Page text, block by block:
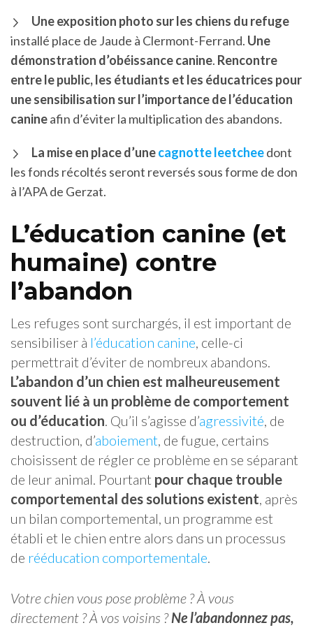
Une exposition photo sur les chiens du refuge
installé place de Jaude à Clermont-Ferrand. Une
démonstration d’obéissance canine. Rencontre
entre le public, les étudiants et les éducatrices pour
une sensibilisation sur l’importance de l’éducation
canineafin d’éviter la multiplication des abandons.
La mise en place d’unecagnotte leetcheedont
les fonds récoltés seront reversés sous forme de don
à l’APA de Gerzat.
L’éducation canine (et
humaine) contre
l’abandon
Les refuges sont surchargés, il est important de
sensibiliser à l’éducation canine, celle-ci
permettrait d’éviter de nombreux abandons.
L’abandon d’un chien est malheureusement
souvent lié à un problème de comportement
ou d’éducation. Qu’il s’agisse d’agressivité, de
destruction, d’aboiement, de fugue, certains
choisissent de régler ce problème en se séparant
de leur animal. Pourtant pour chaque trouble
comportemental des solutions existent, après
un bilan comportemental, un programme est
établi et le chien entre alors dans un processus
de rééducation comportementale.
Votre chien vous pose problème ? À vous
directement ? À vos voisins ?Ne l’abandonnez pas,